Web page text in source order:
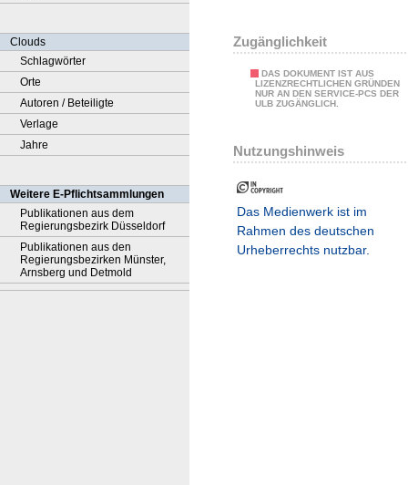
Clouds
Schlagwörter
Orte
Autoren / Beteiligte
Verlage
Jahre
Weitere E-Pflichtsammlungen
Publikationen aus dem
Regierungsbezirk Düsseldorf
Publikationen aus den
Regierungsbezirken Münster,
Arnsberg und Detmold
Zugänglichkeit
DAS DOKUMENT IST AUS
LIZENZRECHTLICHEN GRÜNDEN
NUR AN DEN SERVICE-PCS DER
ULB ZUGÄNGLICH.
Nutzungshinweis
Das Medienwerk ist im
Rahmen des deutschen
Urheberrechts nutzbar.